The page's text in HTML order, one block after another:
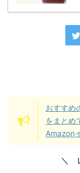
おすすめ
をまとめ
Amazon
＼